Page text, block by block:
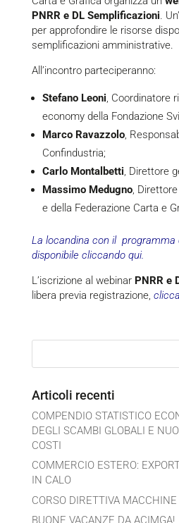
PNRR e DL Semplificazioni.
per approfondire le risorse
semplificazioni amministrative.
All’incontro parteciperanno:
Stefano Leoni, Coordinatore
economy della Fondazione
Marco Ravazzolo,
Confindustria;
Carlo Montalbetti, Direttore
Massimo Medugno,
e della Federazione Carta e
La locandina con il programma
disponibile cliccando qui.
L’iscrizione al webinar PNRR e
libera previa registrazione,
Articoli recenti
COMPENDIO STATISTICO
DEGLI SCAMBI GLOBALI E
COSTI
COMMERCIO ESTERO:
IN CALO
CORSO DIRETTIVA
BUONE VACANZE DA ACIMGA!